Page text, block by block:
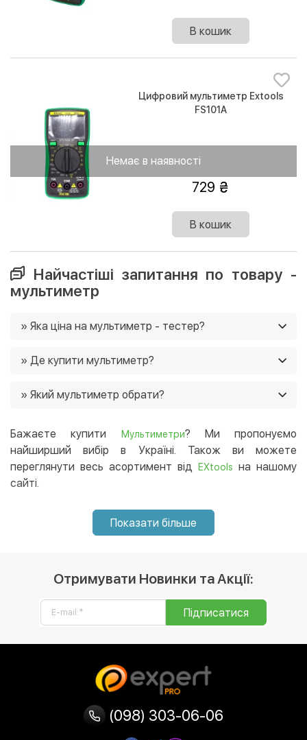
В кошик
Немає в наявності
Цифровий мультиметр Extools
FS101A
729
В кошик
Найчастіші запитання по товару -
мультиметр
» Яка ціна на мультиметр - тестер?
у нас постійно діють акції, і часто є можливість
» Де купити мультиметр?
магазині, і ми доставимо його в будь-який регіон
» Який мультиметр обрати?
Рекомендуємо звернути увагу на них:OWON,Uni-t,
Mastech.
Бажаєте купити Мультиметри? Ми пропонуємо
найширший вибір в Україні. Також ви можете
переглянути весь асортимент від EXtools на нашому
сайті.
Показати більше
Отримувати Новинки та Акції:
Підписатися
(098) 303-06-06